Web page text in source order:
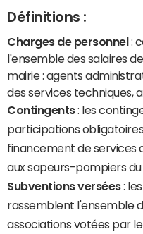
Définitions :
Charges de personnel :
l'ensemble des salaires
mairie : agents
des services techniques,
Contingents: les
participations
financement de
aux sapeurs-pompiers
Subventions versées:
rassemblent l'ensemble
associations votées par